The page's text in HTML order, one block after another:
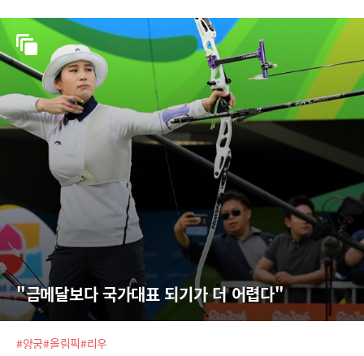
"금메달보다 국가대표 되기가 더 어렵다"
#양궁#올림픽#리우